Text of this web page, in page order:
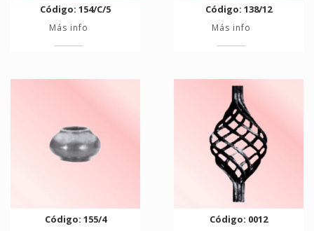
Código: 154/C/5
Más info
Código: 138/12
Más info
Código: 155/4 Código: 0012